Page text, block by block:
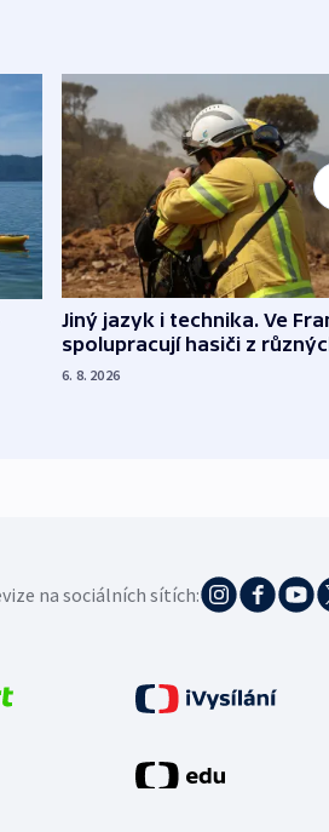
Jiný jazyk i technika. Ve
spolupracují hasiči z
6. 8. 2026
na sociálních sítích: